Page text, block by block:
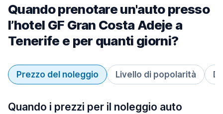
Quando prenotare un'auto presso
l’hotel GF Gran Costa Adeje a
Tenerife e per quanti giorni?
Prezzo del noleggio Livello di popolarità
Quando i prezzi per il noleggio auto